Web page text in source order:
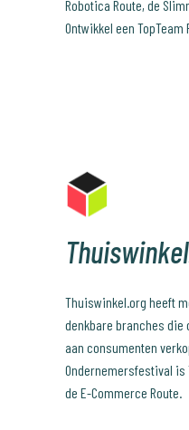
Robotica Route, de
Ontwikkel een TopTeam
Thuiswinkel.org heeft
denkbare branches die
aan consumenten
Ondernemersfestival
de E-Commerce Route.